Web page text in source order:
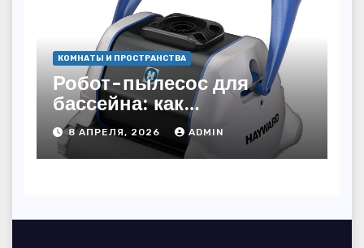
КОМНАТЫ И ПРОСТРАНСТВА
Робот-пылесос для
бассейна: как
пользоваться, чтобы
вода блестела, а
устройство служило 7
8 АПРЕЛЯ, 2026 ADMIN